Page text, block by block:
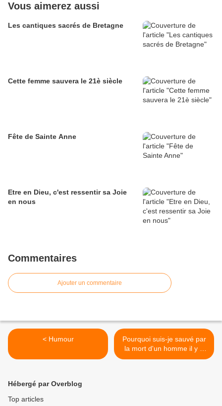
Vous aimerez aussi
Les cantiques sacrés de Bretagne
Cette femme sauvera le 21è siècle
Fête de Sainte Anne
Etre en Dieu, c'est ressentir sa Joie
en nous
Commentaires
Ajouter un commentaire
< Humour
Pourquoi suis-je sauvé par
la mort d'un homme il y a
2000 ans ? >
Hébergé par Overblog
Top articles